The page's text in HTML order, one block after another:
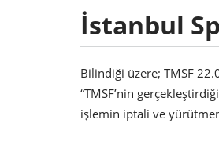
İstanbul
Bilindiği üzere; TMSF
“TMSF’nin
işlemin iptali ve